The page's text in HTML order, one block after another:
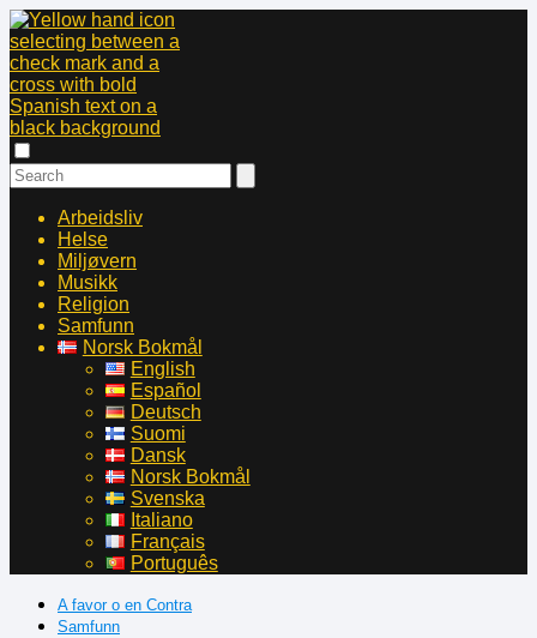
Arbeidsliv
Helse
Miljøvern
Musikk
Religion
Samfunn
Norsk Bokmål
English
Español
Deutsch
Suomi
Dansk
Norsk Bokmål
Svenska
Italiano
Français
Português
A favor o en Contra
Samfunn